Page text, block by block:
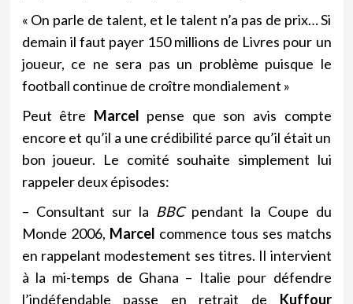
« On parle de talent, et le talent n’a pas de prix… Si
demain il faut payer 150 millions de Livres pour un
joueur, ce ne sera pas un problème puisque le
football continue de croître mondialement »
Peut être Marcel pense que son avis compte
encore et qu’il a une crédibilité parce qu’il était un
bon joueur. Le comité souhaite simplement lui
rappeler deux épisodes:
– Consultant sur la BBCpendant la Coupe du
Monde 2006, Marcel commence tous ses matchs
en rappelant modestement ses titres. Il intervient
à la mi-temps de Ghana – Italie pour défendre
l’indéfendable passe en retrait de Kuffour